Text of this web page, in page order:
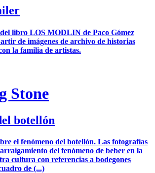
libro LOS MODLIN de Paco Gómez
de imágenes de archivo de historias
la familia de artistas.
Stone
botellón
el fenómeno del botellón. Las fotografías
del fenómeno de beber en la
cultura con referencias a bodegones
de (...)